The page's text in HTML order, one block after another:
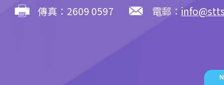
傳真：2609 0597 電郵：